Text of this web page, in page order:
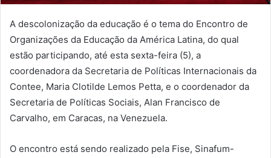
A descolonização da educação é o tema do Encontro de
Organizações da Educação da América Latina, do qual
estão participando, até esta sexta-feira (5), a
coordenadora da Secretaria de Políticas Internacionais da
Contee, Maria Clotilde Lemos Petta, e o coordenador da
Secretaria de Políticas Sociais, Alan Francisco de
Carvalho, em Caracas, na Venezuela.
O encontro está sendo realizado pela Fise, Sinafum-